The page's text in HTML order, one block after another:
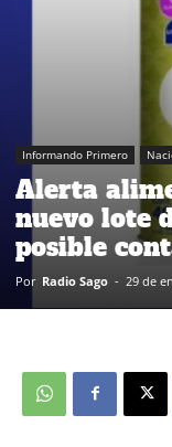
Informando Primero
Alerta
nuevo lote
posible
Por Radio Sago - 29 de